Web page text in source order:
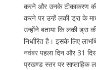
करने और उनके टीकाकरण
करने पर उन्हें लकी ड्रा के
उन्होंने बताया कि लकी
निर्धारित है। इसके लिए
नवंबर पहला दिन और 31
प्रखण्ड स्तर पर साप्ताहिक